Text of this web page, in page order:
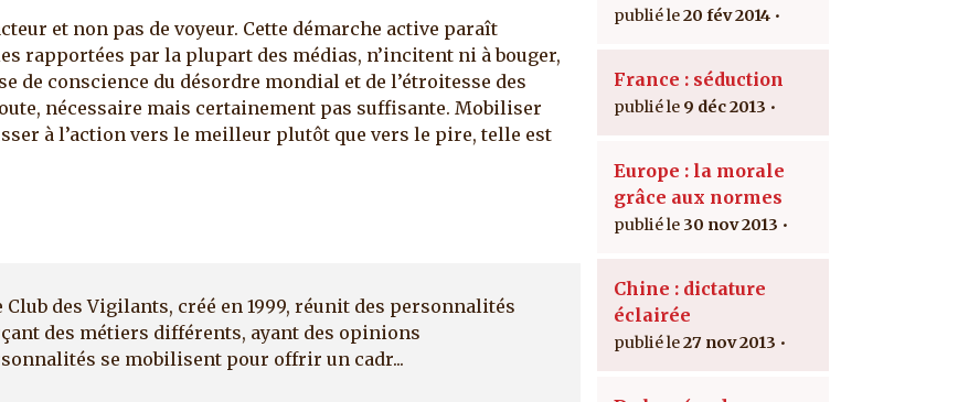
et non pas de voyeur. Cette démarche active paraît
rapportées par la plupart des médias, n’incitent ni à bouger,
de conscience du désordre mondial et de l’étroitesse des
nécessaire mais certainement pas suffisante. Mobiliser
à l’action vers le meilleur plutôt que vers le pire, telle est
Club des Vigilants, créé en 1999, réunit des personnalités
des métiers différents, ayant des opinions
se mobilisent pour offrir un cadr...
20 fév 2014
France : séduction
9 déc 2013
Europe : la morale
grâce aux normes
30 nov 2013
Chine : dictature
éclairée
27 nov 2013